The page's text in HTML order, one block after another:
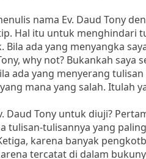
nama Ev. Daud Tony
Hal itu untuk menghindari
ada yang menyangka
why not? Bukankah
ada yang menyerang
mana yang salah. Itulah
Daud Tony untuk diuji?
tulisan-tulisannya yang
karena banyak
tercatat di dalam